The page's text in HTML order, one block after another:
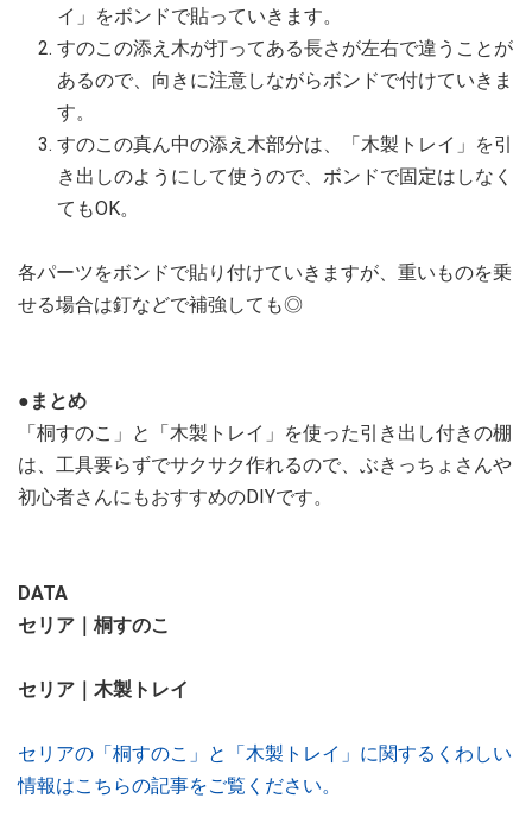
イ」をボンドで貼っていきます。
すのこの添え木が打ってある長さが左右で違うことが
あるので、向きに注意しながらボンドで付けていきま
す。
すのこの真ん中の添え木部分は、「木製トレイ」を引
き出しのようにして使うので、ボンドで固定はしなく
てもOK。
各パーツをボンドで貼り付けていきますが、重いものを乗
せる場合は釘などで補強しても◎
●まとめ
「桐すのこ」と「木製トレイ」を使った引き出し付きの棚
は、工具要らずでサクサク作れるので、ぶきっちょさんや
初心者さんにもおすすめのDIYです。
DATA
セリア｜桐すのこ
セリア｜木製トレイ
セリアの「桐すのこ」と「木製トレイ」に関するくわしい
情報はこちらの記事をご覧ください。